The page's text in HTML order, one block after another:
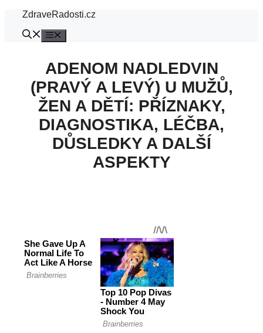
Přeskočit
obsah
ZdraveRadosti.cz
ADENOM NADLEDVIN
(PRAVÝ A LEVÝ) U MUŽŮ,
ŽEN A DĚTÍ: PŘÍZNAKY,
DIAGNOSTIKA, LÉČBA,
DŮSLEDKY A DALŠÍ
ASPEKTY